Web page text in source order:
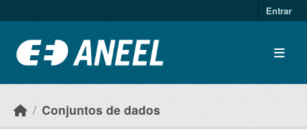
Entrar
Conjuntos de dados